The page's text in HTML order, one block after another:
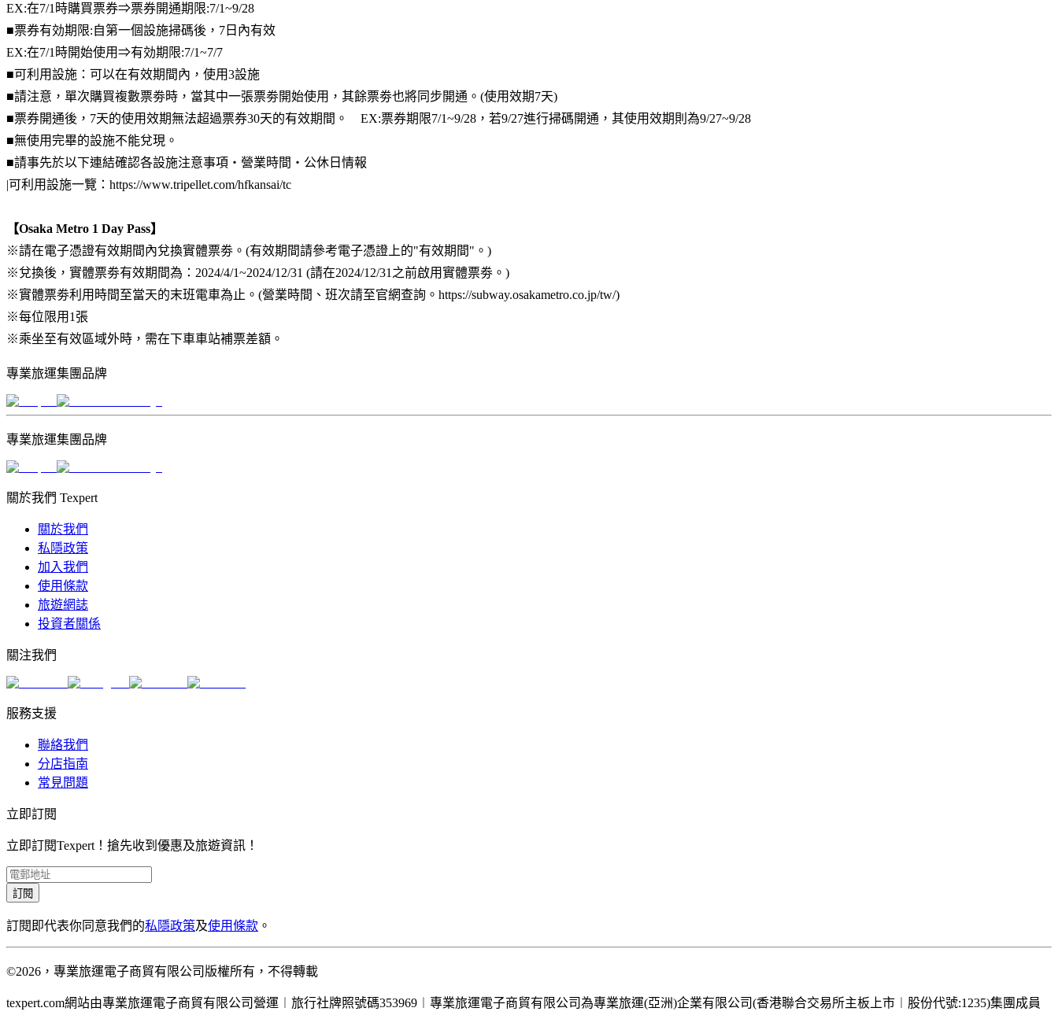
EX:在7/1時購買票券⇒票券開通期限:7/1~9/28
■票券有効期限:自第一個設施掃碼後，7日內有效
EX:在7/1時開始使用⇒有効期限:7/1~7/7
■可利用設施：可以在有效期間內，使用3設施
■請注意，單次購買複數票劵時，當其中一張票劵開始使用，其餘票劵也將同步開通。(使用效期7天)
■票券開通後，7天的使用效期無法超過票券30天的有效期間。 EX:票券期限7/1~9/28，若9/27進行掃碼開通，其使用效期則為9/27~9/28
■無使用完畢的設施不能兌現。
■請事先於以下連結確認各設施注意事項・營業時間・公休日情報
|可利用設施一覽：https://www.tripellet.com/hfkansai/tc
【Osaka Metro 1 Day Pass】
※請在電子憑證有效期間內兌換實體票劵。(有效期間請參考電子憑證上的"有效期間"。)
※兌換後，實體票劵有效期間為：2024/4/1~2024/12/31 (請在2024/12/31之前啟用實體票劵。)
※實體票劵利用時間至當天的末班電車為止。(營業時間、班次請至官網查詢。https://subway.osakametro.co.jp/tw/)
※每位限用1張
※乘坐至有效區域外時，需在下車車站補票差額。
專業旅運集團品牌
專業旅運集團品牌
關於我們 Texpert
關於我們
私隱政策
加入我們
使用條款
旅遊網誌
投資者關係
關注我們
服務支援
聯絡我們
分店指南
常見問題
立即訂閱
立即訂閱Texpert！搶先收到優惠及旅遊資訊！
訂閱
訂閱即代表你同意我們的私隱政策及使用條款 。
©2026，專業旅運電子商貿有限公司版權所有，不得轉載
texpert.com網站由專業旅運電子商貿有限公司營運︱旅行社牌照號碼353969︱專業旅運電子商貿有限公司為專業旅運(亞洲)企業有限公司(香港聯合交易所主板上市︱股份代號:1235)集團成員